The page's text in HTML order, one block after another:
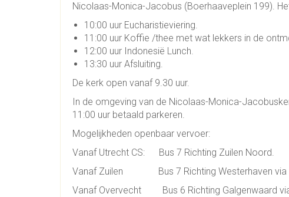
Nicolaas-Monica-Jacobus (Boerhaaveplein 199).
10:00 uur Eucharistieviering.
11:00 uur Koffie /thee met wat lekkers in de
12:00 uur Indonesië Lunch.
13:30 uur Afsluiting.
De kerk open vanaf 9.30 uur.
In de omgeving van de Nicolaas-Monica-
11:00 uur betaald parkeren.
Mogelijkheden openbaar vervoer:
Vanaf Utrecht CS: Bus 7 Richting Zuilen Noord.
Vanaf Zuilen Bus 7 Richting Westerhaven via
Vanaf Overvecht Bus 6 Richting Galgenwaard